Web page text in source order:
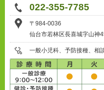
022-355-7785
〒984-0036
仙台市若林区長喜城字山神
一般小児科、予防接種、相